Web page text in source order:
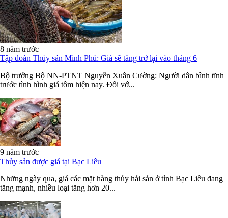
8 năm trước
Tập đoàn Thủy sản Minh Phú: Giá sẽ tăng trở lại vào tháng 6
Bộ trưởng Bộ NN-PTNT Nguyễn Xuân Cường: Người dân bình tĩnh
trước tình hình giá tôm hiện nay. Đối vớ...
9 năm trước
Thủy sản được giá tại Bạc Liêu
Những ngày qua, giá các mặt hàng thủy hải sản ở tỉnh Bạc Liêu đang
tăng mạnh, nhiều loại tăng hơn 20...